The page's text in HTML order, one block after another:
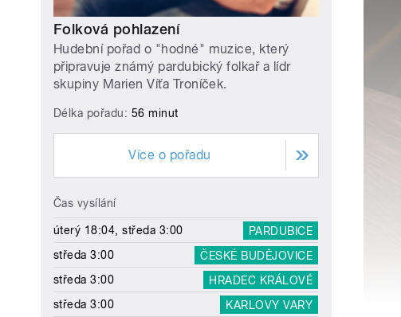
Folková pohlazení
Hudební pořad o "hodné" muzice, který
připravuje známý pardubický folkař a lídr
skupiny Marien Víťa Troníček.
Délka pořadu: 56 minut
Více o pořadu
Čas vysílání
úterý 18:04, středa 3:00
PARDUBICE
středa 3:00
ČESKÉ BUDĚJOVICE
středa 3:00
HRADEC KRÁLOVÉ
středa 3:00
KARLOVY VARY